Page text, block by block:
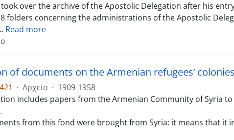
over the archive of the Apostolic Delegation after his
folders concerning the administrations of the Apostolic
Read more
of documents on the Armenian refugees’
· Αρχείο · 1909-1958
includes papers from the Armenian Community of Syria
from this fond were brought from Syria: it means that it